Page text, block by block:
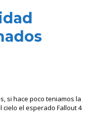
si hace poco teniamos la
cielo el esperado Fallout 4